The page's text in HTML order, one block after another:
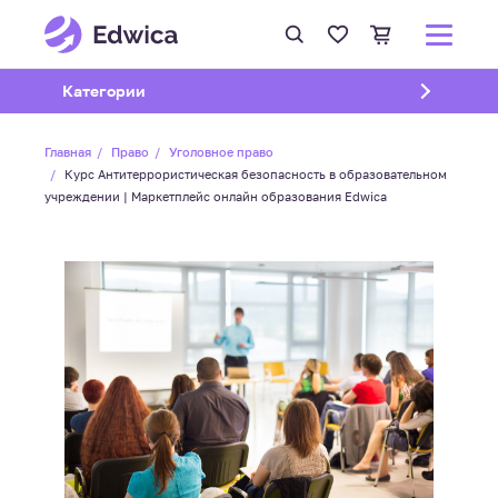
Открыть подменю
Категории
Главная Право
Уголовное право
Курс Антитеррористическая безопасность в образовательном
учреждении | Маркетплейс онлайн образования Edwica